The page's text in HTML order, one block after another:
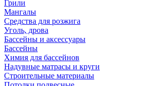
Грили
Мангалы
Средства для розжига
Уголь, дрова
Бассейны и аксессуары
Бассейны
Химия для бассейнов
Надувные матрасы и круги
Строительные материалы